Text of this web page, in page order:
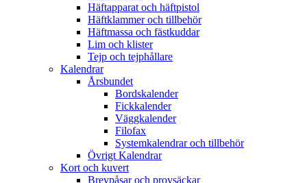
Häftapparat och häftpistol
Häftklammer och tillbehör
Häftmassa och fästkuddar
Lim och klister
Tejp och tejphållare
Kalendrar
Årsbundet
Bordskalender
Fickkalender
Väggkalender
Filofax
Systemkalendrar och tillbehör
Övrigt Kalendrar
Kort och kuvert
Brevpåsar och provsäckar